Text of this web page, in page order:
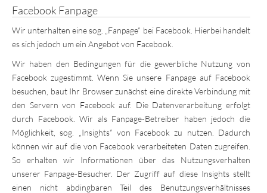
Facebook Fanpage
Wir unterhalten eine sog. „Fanpage“ bei Facebook. Hierbei handelt
es sich jedoch um ein Angebot von Facebook.
Wir haben den Bedingungen für die gewerbliche Nutzung von
Facebook zugestimmt. Wenn Sie unsere Fanpage auf Facebook
besuchen, baut Ihr Browser zunächst eine direkte Verbindung mit
den Servern von Facebook auf. Die Datenverarbeitung erfolgt
durch Facebook. Wir als Fanpage-Betreiber haben jedoch die
Möglichkeit, sog. „Insights“ von Facebook zu nutzen. Dadurch
können wir auf die von Facebook verarbeiteten Daten zugreifen.
So erhalten wir Informationen über das Nutzungsverhalten
unserer Fanpage-Besucher. Der Zugriff auf diese Insights stellt
einen nicht abdingbaren Teil des Benutzungsverhältnisses